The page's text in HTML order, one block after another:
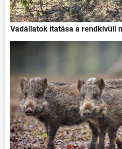
Vadállatok itatása a rendkívüli